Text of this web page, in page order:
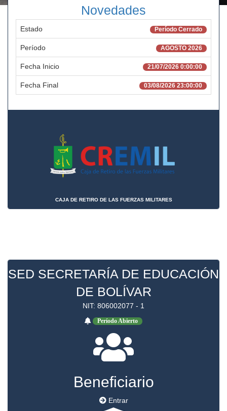
Novedades
Estado Período Cerrado
Período AGOSTO 2026
Fecha Inicio 21/07/2026 0:00:00
Fecha Final 03/08/2026 23:00:00
CAJA DE RETIRO DE LAS FUERZAS MILITARES
SED SECRETARÍA DE EDUCACIÓN
DE BOLÍVAR
NIT: 806002077 - 1
Período Abierto
Beneficiario
Entrar